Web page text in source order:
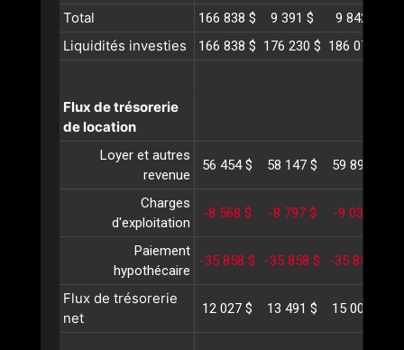
Total 166 838 $ 9 391 $ 9 842 $
Liquidités investies 166 838 $ 176 230 $ 186 072 $
Flux de trésorerie
de location
Loyer et autres
revenue
56 454 $ 58 147 $ 59 892 $
Charges
d'exploitation
-8 568 $ -8 797 $ -9 033 $
Paiement
hypothécaire
-35 858 $ -35 858 $ -35 858 $
Flux de trésorerie
net
12 027 $ 13 491 $ 15 000 $